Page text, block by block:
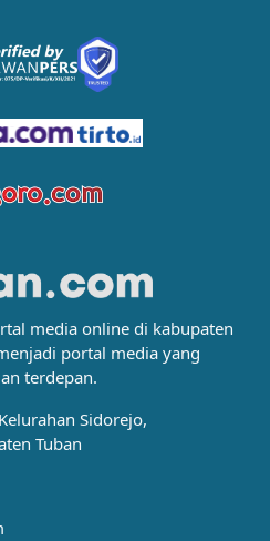
media online di kabupaten
portal media yang
terdepan.
Sidorejo,
Tuban